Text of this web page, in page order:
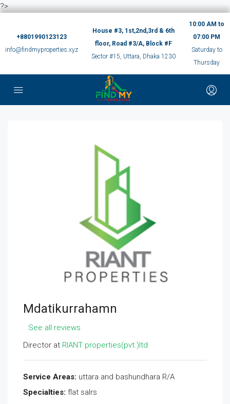
?>
+8801990123123
info@findmyproperties.xyz
House #3, 1st,2nd,3rd & 6th
floor, Road #3/A, Block #F
Sector #15, Uttara, Dhaka 1230
10:00 AM to
07:00 PM
Saturday to
Thursday
Mdatikurrahamn
See all reviews
Director at RIANT properties(pvt.)ltd
Service Areas: uttara and bashundhara R/A
Specialties: flat salrs